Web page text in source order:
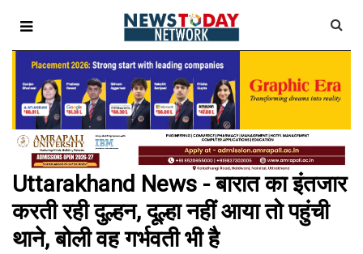
Uttarakhand News - बारात का इंतजार
करती रही दुल्हन, दूल्हा नहीं आया तो पहुंची
थाने, बोली वह गर्भवती भी है